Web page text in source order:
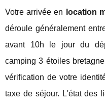
Votre arrivée en location
déroule généralement
avant 10h le jour du
camping 3 étoiles
vérification de votre
taxe de séjour. L'état des